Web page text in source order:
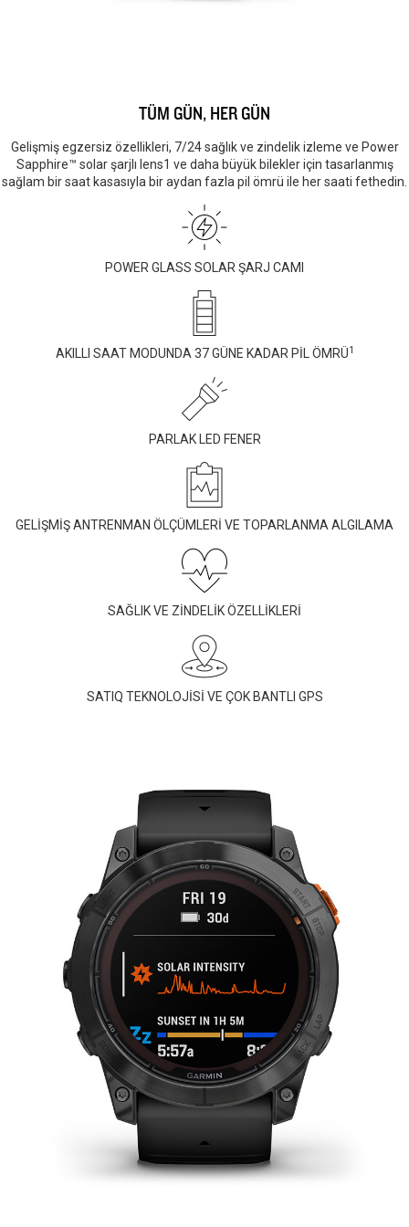
TÜM GÜN, HER GÜN
Gelişmiş egzersiz özellikleri, 7/24 sağlık ve zindelik izleme ve Power
Sapphire™ solar şarjlı lens1 ve daha büyük bilekler için tasarlanmış
sağlam bir saat kasasıyla bir aydan fazla pil ömrü ile her saati fethedin.
POWER GLASS SOLAR ŞARJ CAMI
AKILLI SAAT MODUNDA 37 GÜNE KADAR PİL ÖMRÜ1
PARLAK LED FENER
GELİŞMİŞ ANTRENMAN ÖLÇÜMLERİ VE TOPARLANMA ALGILAMA
SAĞLIK VE ZİNDELİK ÖZELLİKLERİ
SATIQ TEKNOLOJİSİ VE ÇOK BANTLI GPS